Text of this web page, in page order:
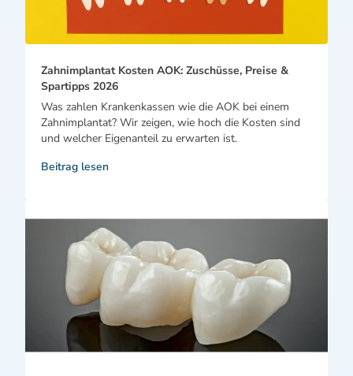
Zahnimplantat Kosten AOK: Zuschüsse, Preise &
Spartipps 2026
Was zahlen Krankenkassen wie die AOK bei einem
Zahnimplantat? Wir zeigen, wie hoch die Kosten sind
und welcher Eigenanteil zu erwarten ist.
Beitrag lesen